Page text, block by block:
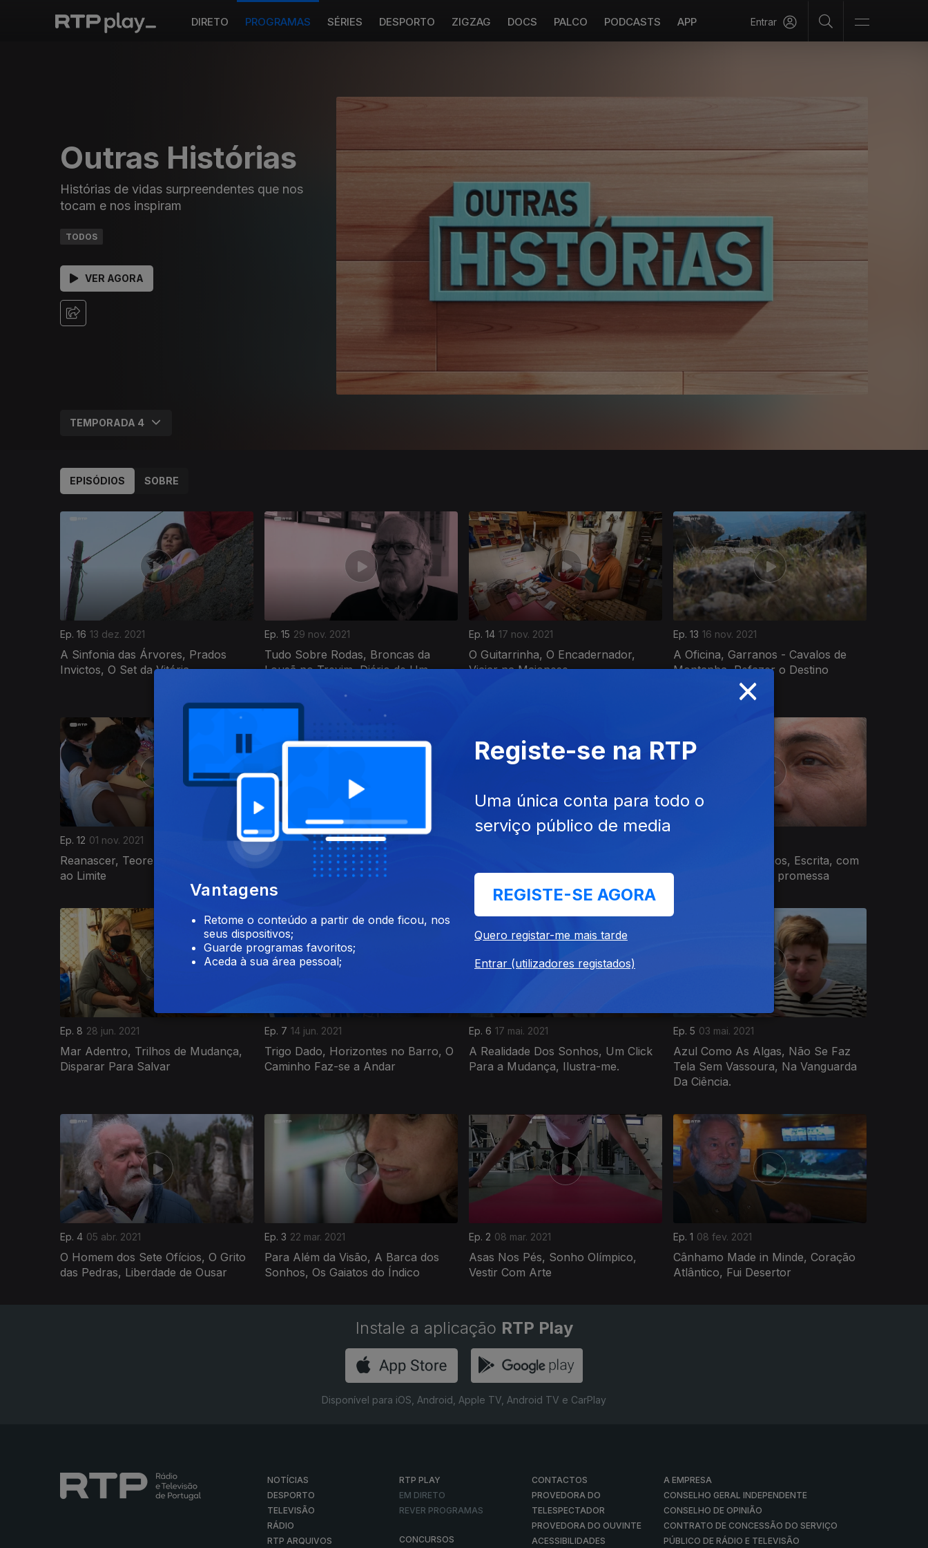
DIRETO PROGRAMAS SÉRIES DESPORTO ZIGZAG DOCS PALCO PODCASTS APP Entrar
Outras Histórias
Histórias de vidas surpreendentes que nos
tocam e nos inspiram
TODOS
VER AGORA
EPISÓDIOS SOBRE
Ep. 16 13 dez. 2021
A Sinfonia das Árvores, Prados
Invictos, O Set da Vitória.
Ep. 15 29 nov. 2021
Tudo Sobre Rodas, Broncas da
Lousã no Trevim, Diário de Um
Ep. 14 17 nov. 2021
O Guitarrinha, O Encadernador,
Viajar na Maionese
Ep. 13 16 nov. 2021
A Oficina, Garranos - Cavalos de
Montanha, Refazer o Destino
Ep. 12 01 nov. 2021
Reanascer, Teorema de Aranda, Até
ao Limite
Ep. 11 04 out. 2021
Equilíbrio, Sons de inclusão, Ti Rosa
Nome das Plantas, Lixo com Arte
Horta, os meus olhos, Escrita, com
paixão, Uma jovem promessa
Ep. 8 28 jun. 2021
Mar Adentro, Trilhos de Mudança,
Disparar Para Salvar
Ep. 7 14 jun. 2021
Trigo Dado, Horizontes no Barro, O
Caminho Faz-se a Andar
Ep. 6 17 mai. 2021
A Realidade Dos Sonhos, Um Click
Para a Mudança, Ilustra-me.
Ep. 5 03 mai. 2021
Azul Como As Algas, Não Se Faz
Tela Sem Vassoura, Na Vanguarda
Da Ciência.
541356
Ep. 4 05 abr. 2021
O Homem dos Sete Ofícios, O Grito
das Pedras, Liberdade de Ousar
Ep. 3 22 mar. 2021
Para Além da Visão, A Barca dos
Sonhos, Os Gaiatos do Índico
Ep. 2 08 mar. 2021
Asas Nos Pés, Sonho Olímpico,
Vestir Com Arte
Ep. 1 08 fev. 2021
Cânhamo Made in Minde, Coração
Atlântico, Fui Desertor
523074
Instale a aplicação RTP Play
Disponível para iOS, Android, Apple TV, Android TV e CarPlay
NOTÍCIAS
DESPORTO
TELEVISÃO
RÁDIO
RTP ARQUIVOS
RTP PLAY
EM DIRETO
REVER PROGRAMAS
CONCURSOS
CONTACTOS
PROVEDORA DO
TELESPECTADOR
PROVEDORA DO OUVINTE
ACESSIBILIDADES
A EMPRESA
CONSELHO GERAL INDEPENDENTE
CONSELHO DE OPINIÃO
CONTRATO DE CONCESSÃO DO SERVIÇO
PÚBLICO DE RÁDIO E TELEVISÃO
×
Vantagens
Retome o conteúdo a partir de onde ficou, nos
seus dispositivos;
Guarde programas favoritos;
Aceda à sua área pessoal;
Registe-se na RTP
Uma única conta para todo o
serviço público de media
REGISTE-SE AGORA
Quero registar-me mais tarde
Entrar (utilizadores registados)